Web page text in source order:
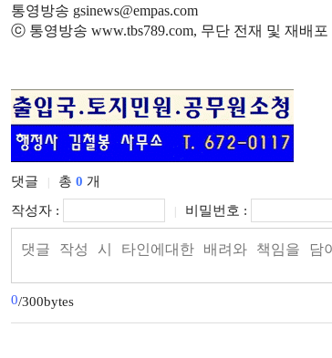
통영방송 gsinews@empas.com
ⓒ 통영방송 www.tbs789.com, 무단 전재 및 재배포
댓글 총 0 개
작성자 :
비밀번호 :
0/300bytes